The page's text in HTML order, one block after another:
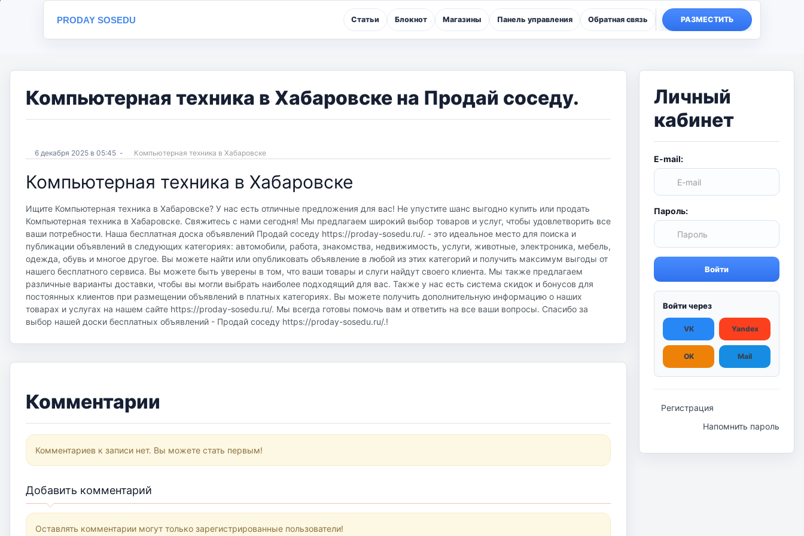
PRODAY SOSEDU Статьи Блокнот Магазины Панель управления Обратная связь РАЗМЕСТИТЬ
Компьютерная техника в Хабаровске на Продай соседу.
6 декабря 2025 в 05:45 - Компьютерная техника в Хабаровске
Компьютерная техника в Хабаровске
Ищите Компьютерная техника в Хабаровске? У нас есть отличные предложения для вас! Не упустите шанс выгодно купить или продать
Компьютерная техника в Хабаровске. Свяжитесь с нами сегодня! Мы предлагаем широкий выбор товаров и услуг, чтобы удовлетворить все
ваши потребности. Наша бесплатная доска объявлений Продай соседу https://proday-sosedu.ru/. - это идеальное место для поиска и
публикации объявлений в следующих категориях: автомобили, работа, знакомства, недвижимость, услуги, животные, электроника, мебель,
одежда, обувь и многое другое. Вы можете найти или опубликовать объявление в любой из этих категорий и получить максимум выгоды от
нашего бесплатного сервиса. Вы можете быть уверены в том, что ваши товары и слуги найдут своего клиента. Мы также предлагаем
различные варианты доставки, чтобы вы могли выбрать наиболее подходящий для вас. Также у нас есть система скидок и бонусов для
постоянных клиентов при размещении объявлений в платных категориях. Вы можете получить дополнительную информацию о наших
товарах и услугах на нашем сайте https://proday-sosedu.ru/. Мы всегда готовы помочь вам и ответить на все ваши вопросы. Спасибо за
выбор нашей доски бесплатных объявлений - Продай соседу https://proday-sosedu.ru/.!
Комментарии
Комментариев к записи нет. Вы можете стать первым!
Добавить комментарий
Оставлять комментарии могут только зарегистрированные пользователи!
Личный
кабинет
E-mail:
Пароль:
Войти
Войти через
VK Yandex
OK Mail
Регистрация
Напомнить пароль